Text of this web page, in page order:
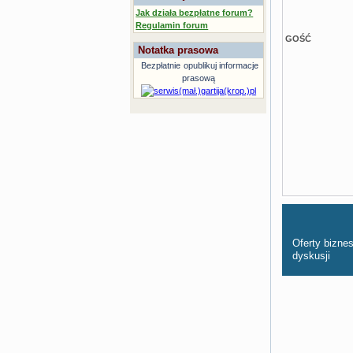
Jak działa bezpłatne forum?
Regulamin forum
Notatka prasowa
Bezpłatnie opublikuj informacje
prasową
GOŚĆ
Oferty
dyskusji